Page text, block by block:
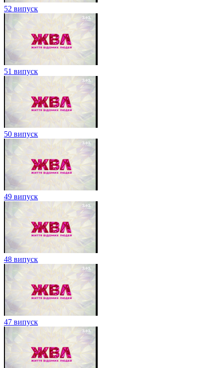
52 випуск
51 випуск
50 випуск
49 випуск
48 випуск
47 випуск